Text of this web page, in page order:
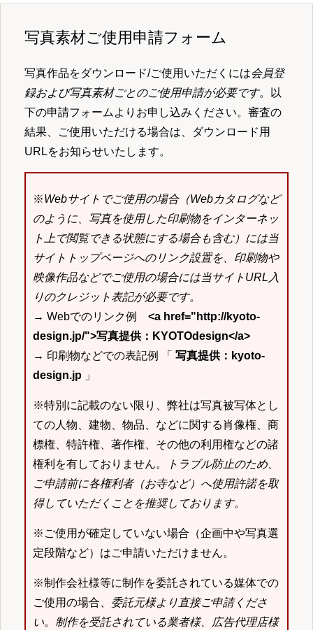
写真素材ご使用申請フォーム
写真作品をダウンロード/ご使用いただくには会員登
録および写真素材ごとのご使用申請が必要です。以
下の申請フォームよりお申し込みください。審査の
結果、ご使用いただける場合は、ダウンロード用
URLをお知らせいたします。
※Webサイトでご使用の場合（Webカタログなど
のように、写真を使用した印刷物をインターネッ
ト上で閲覧できる状態にする場合も含む）には当
サイトトップページへのリンク設置を、印刷物や
映像作品などでご使用の場合には当サイトURL入
りのクレジット表記が必要です。
→ Webでのリンク例 <a href="http://kyoto-
design.jp/">写真提供：KYOTOdesign</a>
→ 印刷物などでの表記例 「 写真提供：kyoto-
design.jp 」
※特別に記載のない限り、弊社は写真被写体とし
ての人物、建物、物品、などに関する肖像権、商
標権、特許権、著作権、その他の利用権などの諸
権利を有しておりません。
トラブル防止のため、
ご申請前に各権利者（お寺など）へ使用許諾を取
得していただくことを推奨しております。
※ご使用が確定していない場合（企画中や写真選
定段階など）はご申請いただけません。
※制作会社様等に制作を委託されている媒体での
ご使用の場合、 委託元様より直接ご申請くださ
い。 制作を受託されている業者様、広告代理店様